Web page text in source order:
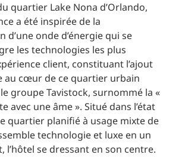
quartier Lake Nona d’Orlando,
a été inspirée de la
d’une onde d’énergie qui se
les technologies les plus
client, constituant l’ajout
au cœur de ce quartier urbain
groupe Tavistock, surnommé la «
avec une âme ». Situé dans l’état
quartier planifié à usage mixte de
technologie et luxe en un
l’hôtel se dressant en son centre.